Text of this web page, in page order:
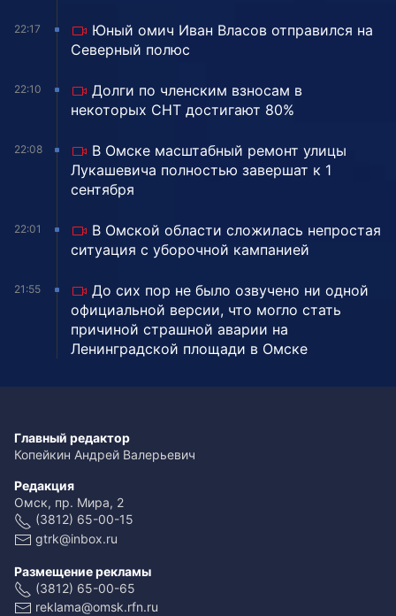
22:17
Юный омич Иван Власов отправился на
Северный полюс
22:10
Долги по членским взносам в
некоторых СНТ достигают 80%
22:08
В Омске масштабный ремонт улицы
Лукашевича полностью завершат к 1
сентября
22:01
В Омской области сложилась непростая
ситуация с уборочной кампанией
21:55
До сих пор не было озвучено ни одной
официальной версии, что могло стать
причиной страшной аварии на
Ленинградской площади в Омске
Главный редактор
Копейкин Андрей Валерьевич
Редакция
Омск, пр. Мира, 2
(3812) 65-00-15
gtrk@inbox.ru
Размещение рекламы
(3812) 65-00-65
reklama@omsk.rfn.ru